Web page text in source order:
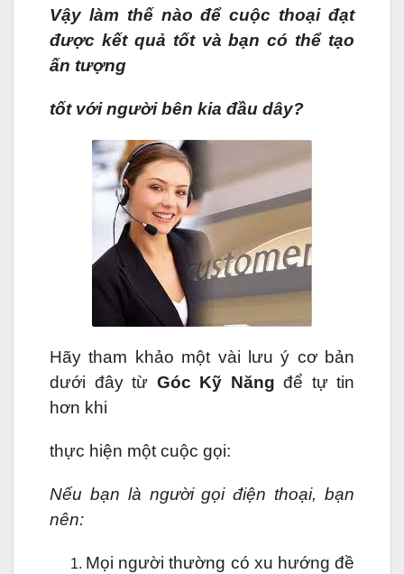
Vậy làm thế nào để cuộc thoại đạt
được kết quả tốt và bạn có thể tạo
ấn tượng
tốt với người bên kia đầu dây?
Hãy tham khảo một vài lưu ý cơ bản
dưới đây từ Góc Kỹ Năng để tự tin
hơn khi
thực hiện một cuộc gọi:
Nếu bạn là người gọi điện thoại, bạn
nên:
Mọi người thường có xu hướng đề